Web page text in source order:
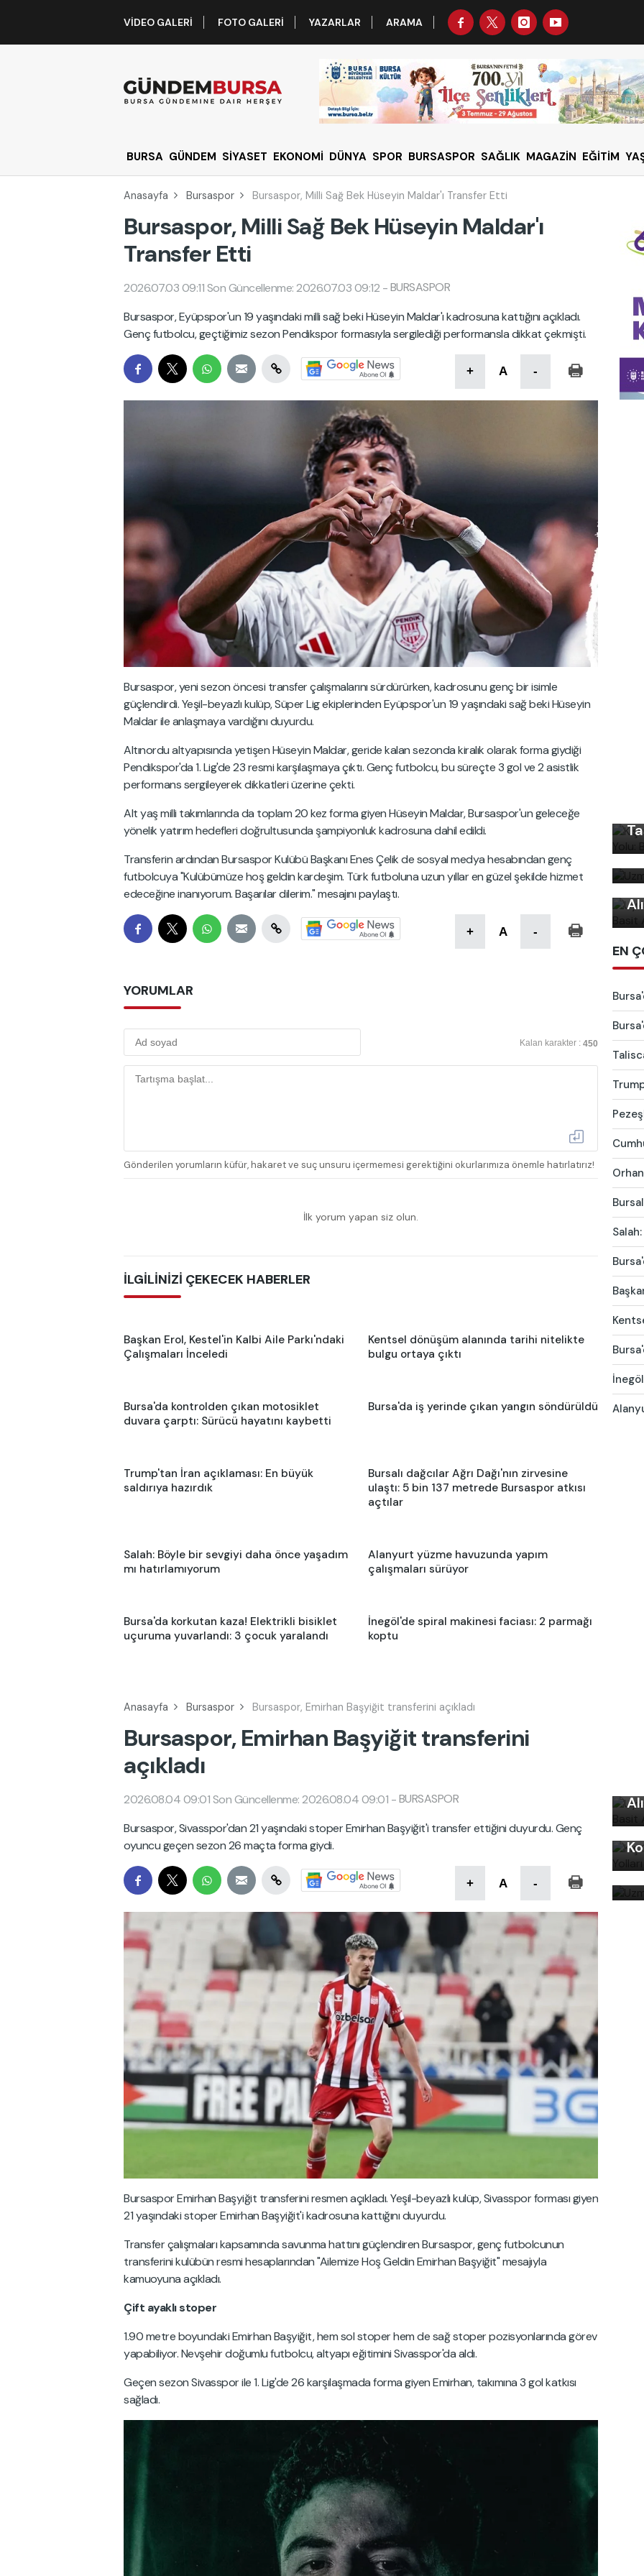
VIDEO GALERI FOTO GALERI YAZARLAR ARAMA
BURSA GÜNDEM SİYASET EKONOMİ DÜNYA SPOR BURSASPOR SAĞLIK MAGAZİN EĞİTİM
Anasayfa Bursaspor Bursaspor, Milli Sağ Bek Hüseyin Maldar'ı Transfer Etti
Bursaspor, Milli Sağ Bek Hüseyin Maldar'ı
Transfer Etti
2026.07.03 09:11 Son Güncellenme: 2026.07.03 09:12 -BURSASPOR
Bursaspor, Eyüpspor'un 19 yaşındaki milli sağ beki Hüseyin Maldar'ı kadrosuna kattığını açıkladı.
Genç futbolcu, geçtiğimiz sezon Pendikspor formasıyla sergilediği performansla dikkat çekmişti.
+ A -
Bursaspor, yeni sezon öncesi transfer çalışmalarını sürdürürken, kadrosunu genç bir isimle
güçlendirdi. Yeşil-beyazlı kulüp, Süper Lig ekiplerinden Eyüpspor'un 19 yaşındaki sağ beki Hüseyin
Maldar ile anlaşmaya vardığını duyurdu.
Altınordu altyapısında yetişen Hüseyin Maldar, geride kalan sezonda kiralık olarak forma giydiği
Pendikspor'da 1. Lig'de 23 resmi karşılaşmaya çıktı. Genç futbolcu, bu süreçte 3 gol ve 2 asistlik
performans sergileyerek dikkatleri üzerine çekti.
Alt yaş milli takımlarında da toplam 20 kez forma giyen Hüseyin Maldar, Bursaspor'un geleceğe
yönelik yatırım hedefleri doğrultusunda şampiyonluk kadrosuna dahil edildi.
Transferin ardından Bursaspor Kulübü Başkanı Enes Çelik de sosyal medya hesabından genç
futbolcuya "Kulübümüze hoş geldin kardeşim. Türk futboluna uzun yıllar en güzel şekilde hizmet
edeceğine inanıyorum. Başarılar dilerim." mesajını paylaştı.
+ A -
YORUMLAR
Kalan karakter : 450
Gönderilen yorumların küfür, hakaret ve suç unsuru içermemesi gerektiğini okurlarımıza önemle hatırlatırız!
İlk yorum yapan siz olun.
İLGİLİNİZİ ÇEKECEK HABERLER
Başkan Erol, Kestel'in Kalbi Aile Parkı'ndaki
Çalışmaları İnceledi
Kentsel dönüşüm alanında tarihi nitelikte
bulgu ortaya çıktı
Bursa'da kontrolden çıkan motosiklet
duvara çarptı: Sürücü hayatını kaybetti
Bursa'da iş yerinde çıkan yangın söndürüldü
Trump'tan İran açıklaması: En büyük
saldırıya hazırdık
Bursalı dağcılar Ağrı Dağı'nın zirvesine
ulaştı: 5 bin 137 metrede Bursaspor atkısı
açtılar
Salah: Böyle bir sevgiyi daha önce yaşadım
mı hatırlamıyorum
Alanyurt yüzme havuzunda yapım
çalışmaları sürüyor
Bursa'da korkutan kaza! Elektrikli bisiklet
uçuruma yuvarlandı: 3 çocuk yaralandı
İnegöl'de spiral makinesi faciası: 2 parmağı
koptu
EN
Anasayfa Bursaspor Bursaspor, Emirhan Başyiğit transferini açıkladı
Bursaspor, Emirhan Başyiğit transferini
açıkladı
2026.08.04 09:01 Son Güncellenme: 2026.08.04 09:01 -BURSASPOR
Bursaspor, Sivasspor'dan 21 yaşındaki stoper Emirhan Başyiğit'i transfer ettiğini duyurdu. Genç
oyuncu geçen sezon 26 maçta forma giydi.
+ A -
Bursaspor Emirhan Başyiğit transferini resmen açıkladı. Yeşil-beyazlı kulüp, Sivasspor forması giyen
21 yaşındaki stoper Emirhan Başyiğit'i kadrosuna kattığını duyurdu.
Transfer çalışmaları kapsamında savunma hattını güçlendiren Bursaspor, genç futbolcunun
transferini kulübün resmi hesaplarından "Ailemize Hoş Geldin Emirhan Başyiğit" mesajıyla
kamuoyuna açıkladı.
Çift ayaklı stoper
1.90 metre boyundaki Emirhan Başyiğit, hem sol stoper hem de sağ stoper pozisyonlarında görev
yapabiliyor. Nevşehir doğumlu futbolcu, altyapı eğitimini Sivasspor'da aldı.
Geçen sezon Sivasspor ile 1. Lig'de 26 karşılaşmada forma giyen Emirhan, takımına 3 gol katkısı
sağladı.